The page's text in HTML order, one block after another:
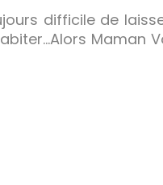
difficile de
Maman